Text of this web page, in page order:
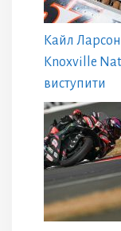
Кайл Ларсон
Knoxville
виступити